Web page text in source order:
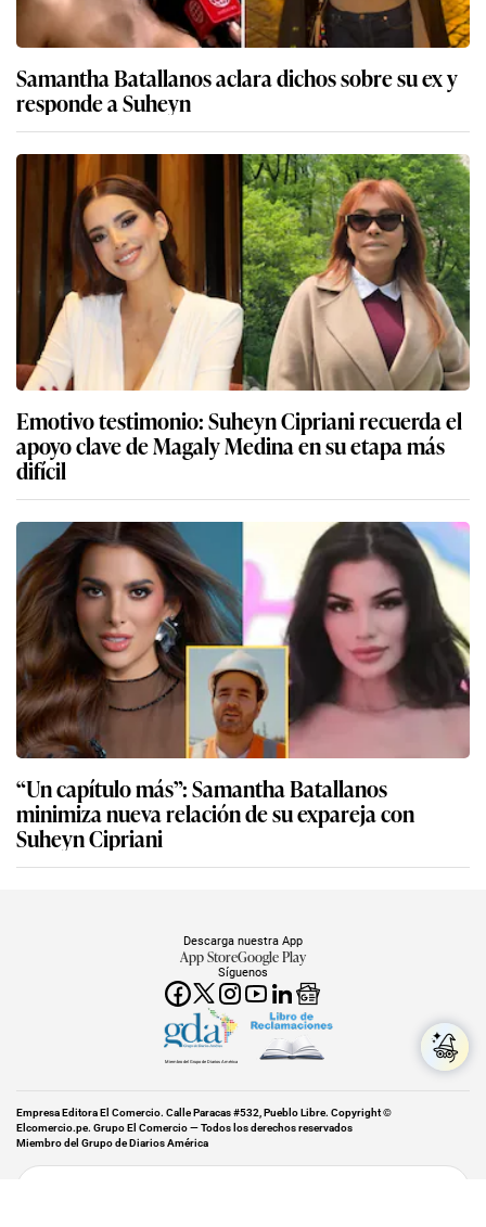
Samantha Batallanos aclara dichos sobre su ex y
responde a Suheyn
Emotivo testimonio: Suheyn Cipriani recuerda el
apoyo clave de Magaly Medina en su etapa más
difícil
“Un capítulo más”: Samantha Batallanos
minimiza nueva relación de su expareja con
Suheyn Cipriani
Síguenos
Descarga nuestra App
App StoreGoogle Play
Miembro del Grupo de Diarios América
Empresa Editora El Comercio. Calle Paracas #532, Pueblo Libre. Copyright ©
Elcomercio.pe. Grupo El Comercio — Todos los derechos reservados
Miembro del Grupo de Diarios América